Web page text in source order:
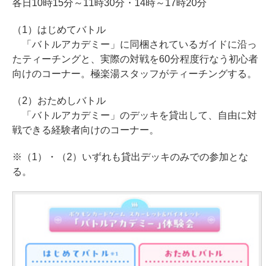
各日10時15分～11時30分・14時～17時20分
（1）はじめてバトル
「バトルアカデミー」に同梱されているガイドに沿っ
たティーチングと、実際の対戦を60分程度行なう初心者
向けのコーナー。極楽湯スタッフがティーチングする。
（2）おためしバトル
「バトルアカデミー」のデッキを貸出して、自由に対
戦できる経験者向けのコーナー。
※（1）・（2）いずれも貸出デッキのみでの参加とな
る。